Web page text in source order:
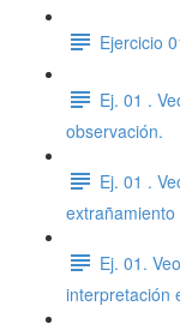
Ejercicio
Ej. 01 .
observación.
Ej. 01 .
extrañamiento
Ej. 01.
interpretación